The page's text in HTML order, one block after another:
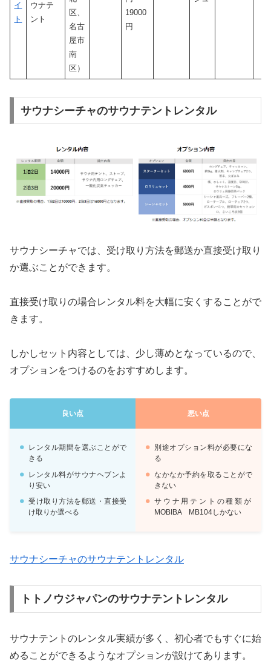
イ
ト
ウナテ
ント
区、
名古
屋市
南
区）
19000
円
サウナシーチャのサウナテントレンタル
サウナシーチャでは、受け取り方法を郵送か直接受け取り
か選ぶことができます。
直接受け取りの場合レンタル料を大幅に安くすることがで
きます。
しかしセット内容としては、少し薄めとなっているので、
オプションをつけるのをおすすめします。
良い点 悪い点
レンタル期間を選ぶことがで
きる
レンタル料がサウナヘブンよ
り安い
受け取り方法を郵送・直接受
け取りか選べる
別途オプション料が必要にな
る
なかなか予約を取ることがで
きない
サウナ用テントの種類が
MOBIBA MB104しかない
サウナシーチャのサウナテントレンタル
トトノウジャパンのサウナテントレンタル
サウナテントのレンタル実績が多く、初心者でもすぐに始
めることができるようなオプションが設けてあります。